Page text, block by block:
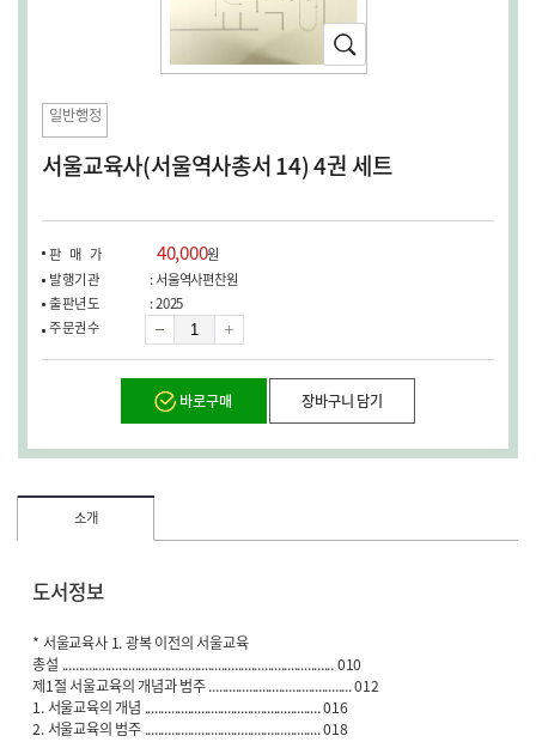
확
대
림)
일반행정
서울교육사(서울역사총서 14) 4권 세트
판매가 40,000원
발행기관
: 서울역사편찬원
출판년도
: 2025
주문권수
량
바로구매 장바구니 담기
소개
도서정보
* 서울교육사 1. 광복 이전의 서울교육
총설 .................................................................................. 010
제1절 서울교육의 개념과 범주 ........................................... 012
1. 서울교육의 개념 ..................................................... 016
2. 서울교육의 범주 ..................................................... 018